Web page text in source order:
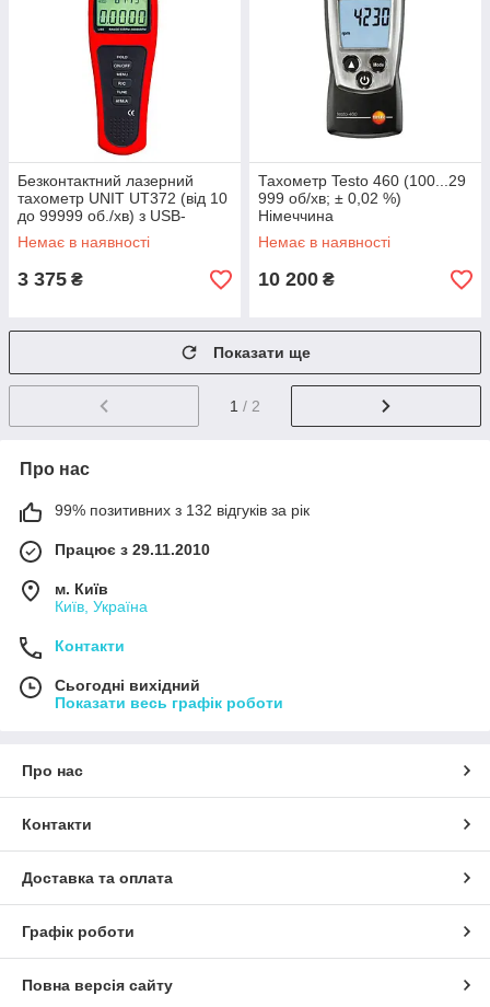
Безконтактний лазерний
тахометр UNIT UT372 (від 10
до 99999 об./хв) з USB-
інтерфейсом
Немає в наявності
3 375 ₴
Тахометр Testo 460 (100...29
999 об/хв; ± 0,02 %)
Німеччина
Немає в наявності
10 200 ₴
Показати ще
1 / 2
Про нас
99% позитивних з 132 відгуків за рік
Працює з 29.11.2010
м. Київ
Київ, Україна
Контакти
Сьогодні вихідний
Показати весь графік роботи
Про нас
Контакти
Доставка та оплата
Графік роботи
Повна версія сайту